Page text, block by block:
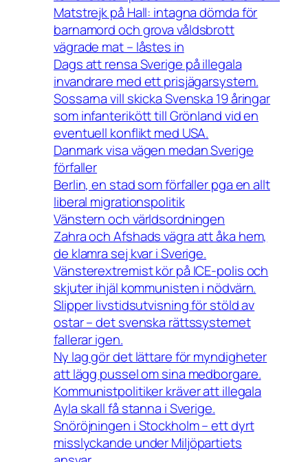
Matstrejk på Hall: intagna dömda för
barnamord och grova våldsbrott
vägrade mat – låstes in
Dags att rensa Sverige på illegala
invandrare med ett prisjägarsystem.
Sossarna vill skicka Svenska 19 åringar
som infanterikött till Grönland vid en
eventuell konflikt med USA.
Danmark visa vägen medan Sverige
förfaller
Berlin, en stad som förfaller pga en allt
liberal migrationspolitik
Vänstern och världsordningen
Zahra och Afshads vägra att åka hem,
de klamra sej kvar i Sverige.
Vänsterextremist kör på ICE-polis och
skjuter ihjäl kommunisten i nödvärn.
Slipper livstidsutvisning för stöld av
ostar – det svenska rättssystemet
fallerar igen.
Ny lag gör det lättare för myndigheter
att lägg pussel om sina medborgare.
Kommunistpolitiker kräver att illegala
Ayla skall få stanna i Sverige.
Snöröjningen i Stockholm – ett dyrt
misslyckande under Miljöpartiets